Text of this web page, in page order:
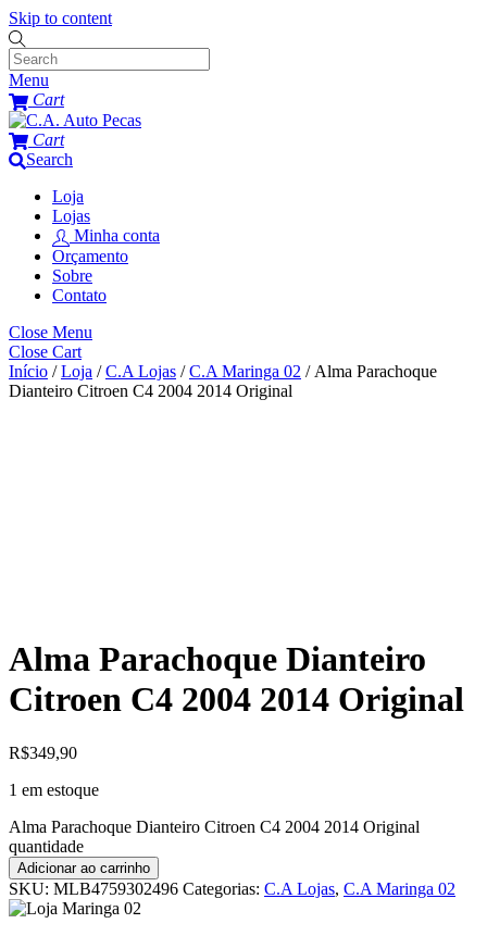
Skip to content
Menu
Cart
Cart
Search
Loja
Lojas
Minha conta
Orçamento
Sobre
Contato
Close Menu
Close Cart
Início /Loja /C.A Lojas /C.A Maringa 02 / Alma Parachoque
Dianteiro Citroen C4 2004 2014 Original
Alma Parachoque Dianteiro
Citroen C4 2004 2014 Original
R$349,90
1 em estoque
Alma Parachoque Dianteiro Citroen C4 2004 2014 Original
quantidade
Adicionar ao carrinho
SKU: MLB4759302496 Categorias: C.A Lojas, C.A Maringa 02